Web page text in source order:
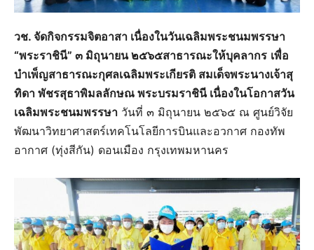
วช. จัดกิจกรรมจิตอาสา เนื่องในวันเฉลิมพระชนมพรรษา
“พระราชินี” ๓ มิถุนายน ๒๕๖๕สาธารณะให้บุคลากร เพื่อ
บำเพ็ญสาธารณะกุศลเฉลิมพระเกียรติ สมเด็จพระนางเจ้าสุ
ทิดา พัชรสุธาพิมลลักษณ พระบรมราชินี เนื่องในโอกาสวัน
เฉลิมพระชนมพรรษา วันที่ ๓ มิถุนายน ๒๕๖๕ ณ ศูนย์วิจัย
พัฒนาวิทยาศาสตร์เทคโนโลยีการบินและอวกาศ กองทัพ
อากาศ (ทุ่งสีกัน) ดอนเมือง กรุงเทพมหานคร